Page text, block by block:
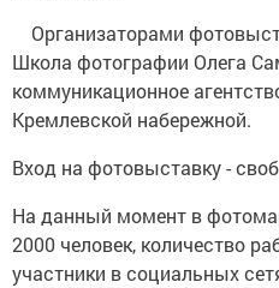
Организаторами
Школа фотографии Олега
коммуникационное
Кремлевской набережной.
Вход на фотовыставку -
На данный момент в
2000 человек, количество
участники в социальных